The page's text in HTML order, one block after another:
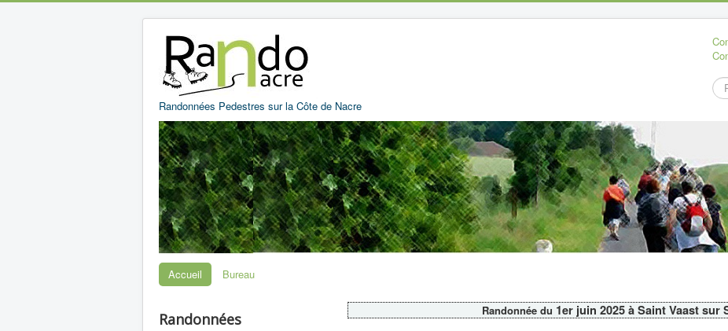
Randonnées Pedestres sur la Côte de Nacre
Accueil Bureau
Randonnées Randonnée du 1er juin 2025 à Saint Vaast sur